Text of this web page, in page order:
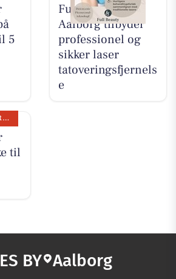
5
Full Beauty
Aalborg tilbyder
professionel og
sikker laser
tatoveringsfjernels
e
ERHVERV
til
BY Aalborg